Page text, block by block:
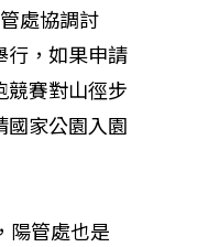
處協調討
行，如果申請
競賽對山徑步
國家公園入園
陽管處也是